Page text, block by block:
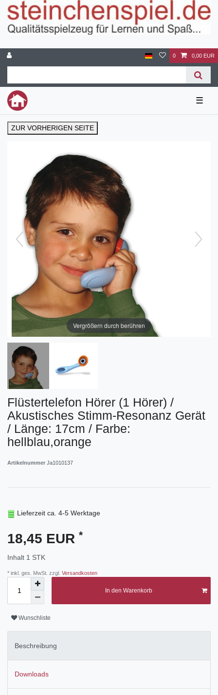
0 0,00 EUR
☰
ZUR VORHERIGEN SEITE
Vergrößern durch berühren
Flüstertelefon Hörer (1 Hörer) /
Akustisches Stimm-Resonanz Gerät
/ Länge: 17cm / Farbe:
hellblau,orange
Artikelnummer Ja1010137
Lieferzeit ca. 4-5 Werktage
18,45 EUR *
Inhalt 1 STK
* inkl. ges. MwSt. zzgl. Versandkosten
In den Warenkorb
Wunschliste
Beschreibung
Downloads